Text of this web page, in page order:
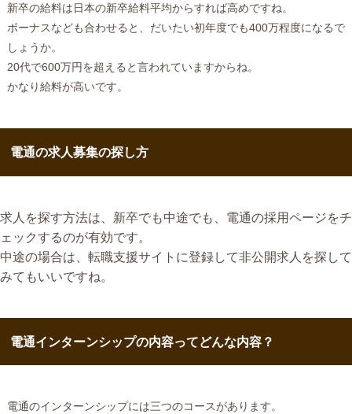
新卒の給料は日本の新卒給料平均からすれば高めですね。
ボーナスなども合わせると、だいたい初年度でも400万程度になるで
しょうか。
20代で600万円を超えると言われていますからね。
かなり給料が高いです。
電通の求人募集の探し方
求人を探す方法は、新卒でも中途でも、電通の採用ページをチ
ェックするのが有効です。
中途の場合は、転職支援サイトに登録して非公開求人を探して
みてもいいですね。
電通インターンシップの内容ってどんな内容？
電通のインターンシップには三つのコースがあります。